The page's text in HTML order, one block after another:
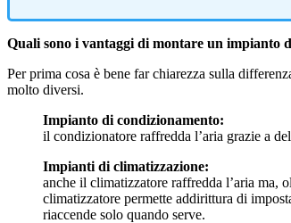
Quali sono i vantaggi di montare un impianto
Per prima cosa è bene far chiarezza sulla
molto diversi.
Impianto di condizionamento:
il condizionatore raffredda l’aria grazie a
Impianti di climatizzazione:
anche il climatizzatore raffredda l’aria ma,
climatizzatore permette addirittura di
riaccende solo quando serve.